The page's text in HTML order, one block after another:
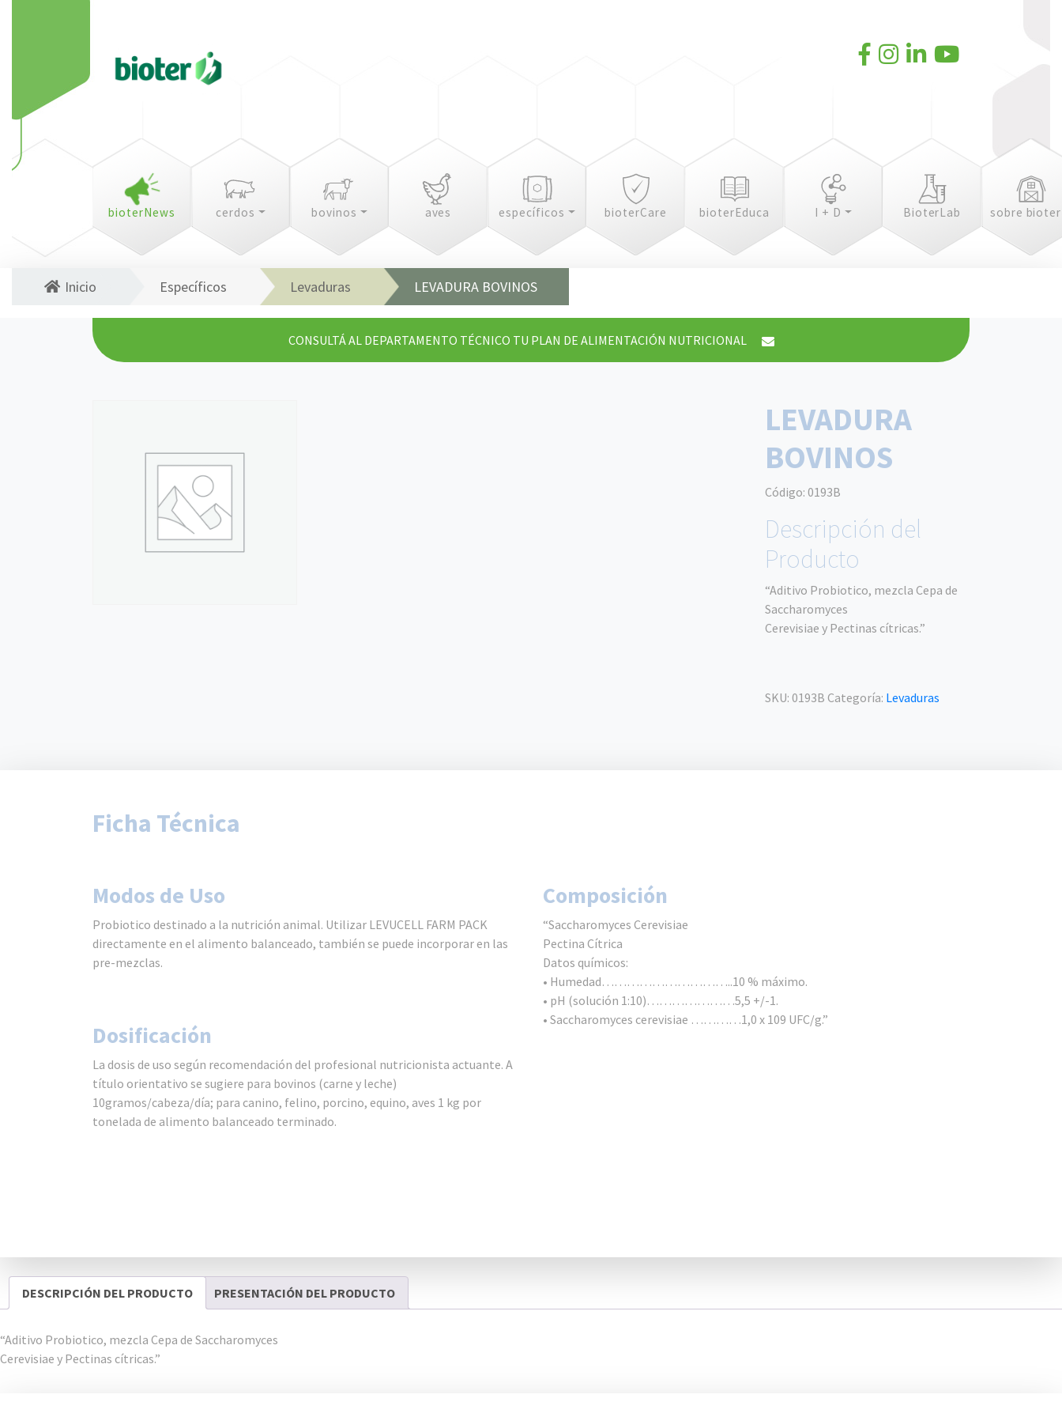
bioterNews cerdos bovinos aves específicos bioterCare bioterEduca I + D BioterLab sobre bioter
Inicio Específicos Levaduras LEVADURA BOVINOS
CONSULTÁ AL DEPARTAMENTO TÉCNICO TU PLAN DE ALIMENTACIÓN NUTRICIONAL
LEVADURA
BOVINOS
Código: 0193B
Descripción del
Producto
“Aditivo Probiotico, mezcla Cepa de
Saccharomyces
Cerevisiae y Pectinas cítricas.”
SKU: 0193B Categoría: Levaduras
Ficha Técnica
Modos de Uso
Probiotico destinado a la nutrición animal. Utilizar LEVUCELL FARM PACK
directamente en el alimento balanceado, también se puede incorporar en las
pre-mezclas.
Dosificación
La dosis de uso según recomendación del profesional nutricionista actuante. A
título orientativo se sugiere para bovinos (carne y leche)
10gramos/cabeza/día; para canino, felino, porcino, equino, aves 1 kg por
tonelada de alimento balanceado terminado.
Composición
“Saccharomyces Cerevisiae
Pectina Cítrica
Datos químicos:
• Humedad…………………………..10 % máximo.
• pH (solución 1:10)…………………5,5 +/-1.
• Saccharomyces cerevisiae …………1,0 x 109 UFC/g.”
DESCRIPCIÓN DEL PRODUCTO PRESENTACIÓN DEL PRODUCTO
“Aditivo Probiotico, mezcla Cepa de Saccharomyces
Cerevisiae y Pectinas cítricas.”